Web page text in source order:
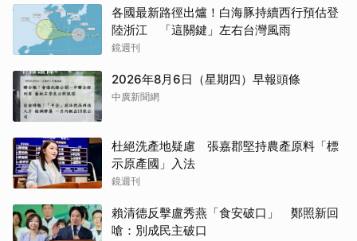
各國最新路徑出爐！白海豚持續西行預估登
陸浙江 「這關鍵」左右台灣風雨
鏡週刊
2026年8月6日（星期四）早報頭條
中廣新聞網
杜絕洗產地疑慮 張嘉郡堅持農產原料「標
示原產國」入法
鏡週刊
賴清德反擊盧秀燕「食安破口」 鄭照新回
嗆：別成民主破口